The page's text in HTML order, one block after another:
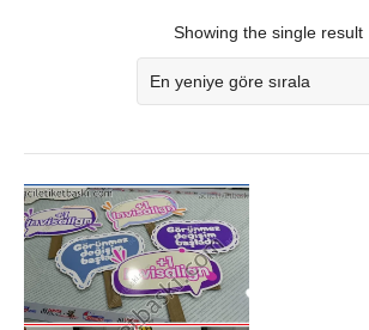
Showing the single result